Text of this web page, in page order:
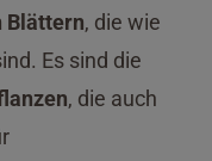
Blättern, die wie
Es sind die
, die auch